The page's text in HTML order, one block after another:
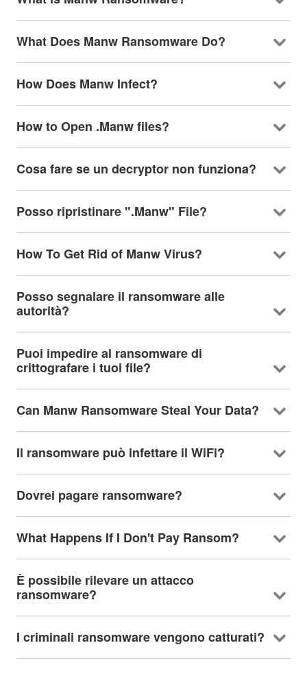
What Does Manw Ransomware Do?
How Does Manw Infect?
How to Open .Manw files?
Cosa fare se un decryptor non funziona?
Posso ripristinare ".Manw" File?
How To Get Rid of Manw Virus?
Posso segnalare il ransomware alle
autorità?
Puoi impedire al ransomware di
crittografare i tuoi file?
Can Manw Ransomware Steal Your Data?
Il ransomware può infettare il WiFi?
Dovrei pagare ransomware?
What Happens If I Don't Pay Ransom?
È possibile rilevare un attacco
ransomware?
I criminali ransomware vengono catturati?